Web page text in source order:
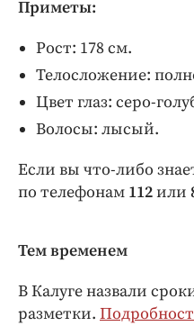
Приметы:
Рост: 178 см.
Телосложение:
Цвет глаз: серо-
Волосы: лысый.
Если вы что-либо
по телефонам 112или
Тем временем
В Калуге назвали
разметки.